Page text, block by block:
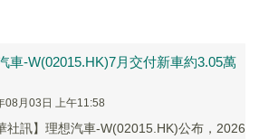
車-W(02015.HK)7月交付新車約3.05萬
08月03日 上午11:58
社訊】理想汽車-W(02015.HK)公布，2026